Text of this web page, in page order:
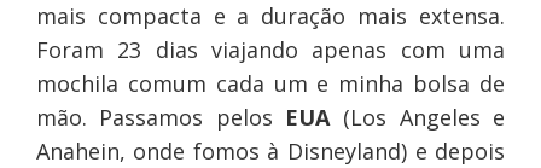
mais compacta e a duração mais extensa.
Foram 23 dias viajando apenas com uma
mochila comum cada um e minha bolsa de
mão. Passamos pelos EUA(Los Angeles e
Anahein, onde fomos à Disneyland) e depois